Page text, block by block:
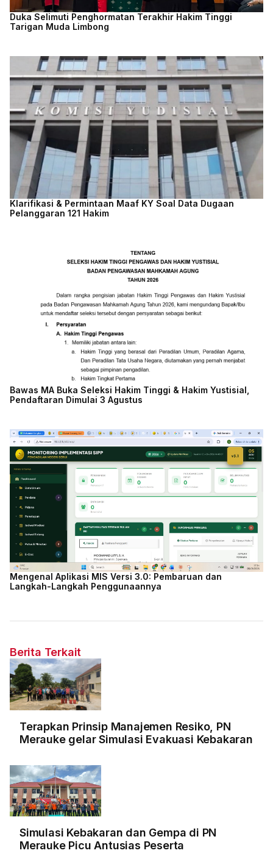
Duka Selimuti Penghormatan Terakhir Hakim Tinggi
Tarigan Muda Limbong
Klarifikasi & Permintaan Maaf KY Soal Data Dugaan
Pelanggaran 121 Hakim
Bawas MA Buka Seleksi Hakim Tinggi & Hakim Yustisial,
Pendaftaran Dimulai 3 Agustus
Mengenal Aplikasi MIS Versi 3.0: Pembaruan dan
Langkah-Langkah Penggunaannya
Berita Terkait
Terapkan Prinsip Manajemen Resiko, PN
Merauke gelar Simulasi Evakuasi Kebakaran
Simulasi Kebakaran dan Gempa di PN
Merauke Picu Antusias Peserta